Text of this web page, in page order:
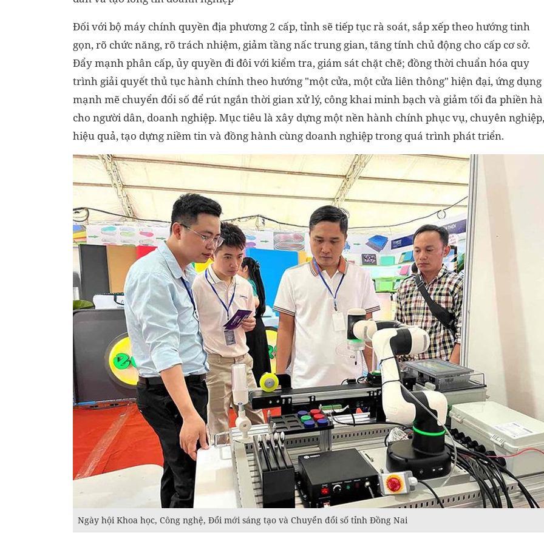
Đối với bộ máy chính quyền địa phương 2 cấp, tỉnh sẽ tiếp tục rà soát, sắp xếp theo hướng tinh
gọn, rõ chức năng, rõ trách nhiệm, giảm tầng nấc trung gian, tăng tính chủ động cho cấp cơ sở.
Đẩy mạnh phân cấp, ủy quyền đi đôi với kiểm tra, giám sát chặt chẽ; đồng thời chuẩn hóa quy
trình giải quyết thủ tục hành chính theo hướng "một cửa, một cửa liên thông" hiện đại, ứng dụng
mạnh mẽ chuyển đổi số để rút ngắn thời gian xử lý, công khai minh bạch và giảm tối đa phiền hà
cho người dân, doanh nghiệp. Mục tiêu là xây dựng một nền hành chính phục vụ, chuyên nghiệp,
hiệu quả, tạo dựng niềm tin và đồng hành cùng doanh nghiệp trong quá trình phát triển.
Ngày hội Khoa học, Công nghệ, Đổi mới sáng tạo và Chuyển đổi số tỉnh Đồng Nai